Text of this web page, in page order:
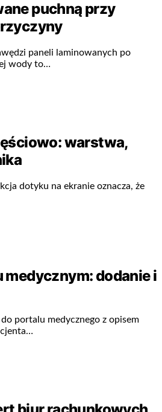
puchną przy
paneli laminowanych po
wody to…
warstwa,
dotyku na ekranie oznacza, że
medycznym: dodanie i
portalu medycznego z opisem